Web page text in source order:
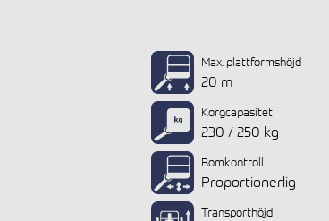
Max. plattformshöjd
20 m
Korgcapasitet
230 / 250 kg
Bomkontroll
Proportionerlig
Transporthöjd